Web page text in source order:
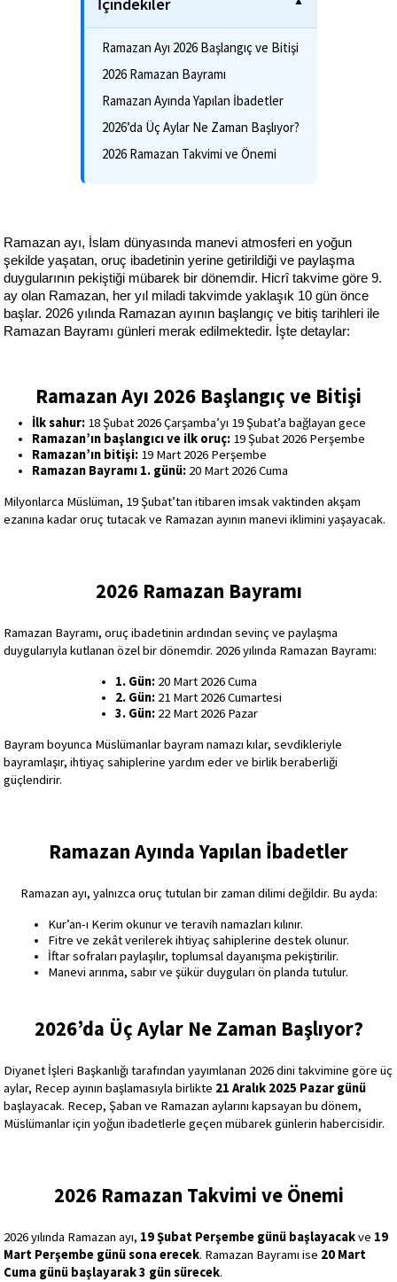
İçindekiler
Ramazan Ayı 2026 Başlangıç ve Bitişi
2026 Ramazan Bayramı
Ramazan Ayında Yapılan İbadetler
2026’da Üç Aylar Ne Zaman Başlıyor?
2026 Ramazan Takvimi ve Önemi
Ramazan ayı, İslam dünyasında manevi atmosferi en yoğun
şekilde yaşatan, oruç ibadetinin yerine getirildiği ve paylaşma
duygularının pekiştiği mübarek bir dönemdir. Hicrî takvime göre 9.
ay olan Ramazan, her yıl miladi takvimde yaklaşık 10 gün önce
başlar. 2026 yılında Ramazan ayının başlangıç ve bitiş tarihleri ile
Ramazan Bayramı günleri merak edilmektedir. İşte detaylar:
Ramazan Ayı 2026 Başlangıç ve Bitişi
İlk sahur: 18 Şubat 2026 Çarşamba’yı 19 Şubat’a bağlayan gece
Ramazan’ın başlangıcı ve ilk oruç: 19 Şubat 2026 Perşembe
Ramazan’ın bitişi: 19 Mart 2026 Perşembe
Ramazan Bayramı 1. günü: 20 Mart 2026 Cuma
Milyonlarca Müslüman, 19 Şubat’tan itibaren imsak vaktinden akşam
ezanına kadar oruç tutacak ve Ramazan ayının manevi iklimini yaşayacak.
2026 Ramazan Bayramı
Ramazan Bayramı, oruç ibadetinin ardından sevinç ve paylaşma
duygularıyla kutlanan özel bir dönemdir. 2026 yılında Ramazan Bayramı:
1. Gün: 20 Mart 2026 Cuma
2. Gün: 21 Mart 2026 Cumartesi
3. Gün: 22 Mart 2026 Pazar
Bayram boyunca Müslümanlar bayram namazı kılar, sevdikleriyle
bayramlaşır, ihtiyaç sahiplerine yardım eder ve birlik beraberliği
güçlendirir.
Ramazan Ayında Yapılan İbadetler
Ramazan ayı, yalnızca oruç tutulan bir zaman dilimi değildir. Bu ayda:
Kur’an-ı Kerim okunur ve teravih namazları kılınır.
Fitre ve zekât verilerek ihtiyaç sahiplerine destek olunur.
İftar sofraları paylaşılır, toplumsal dayanışma pekiştirilir.
Manevi arınma, sabır ve şükür duyguları ön planda tutulur.
2026’da Üç Aylar Ne Zaman Başlıyor?
Diyanet İşleri Başkanlığı tarafından yayımlanan 2026 dini takvimine göre üç
aylar, Recep ayının başlamasıyla birlikte 21 Aralık 2025 Pazar günü
başlayacak. Recep, Şaban ve Ramazan aylarını kapsayan bu dönem,
Müslümanlar için yoğun ibadetlerle geçen mübarek günlerin habercisidir.
2026 Ramazan Takvimi ve Önemi
2026 yılında Ramazan ayı, 19 Şubat Perşembe günü başlayacak ve 19
Mart Perşembe günü sona erecek. Ramazan Bayramı ise 20 Mart
Cuma günü başlayarak 3 gün sürecek.